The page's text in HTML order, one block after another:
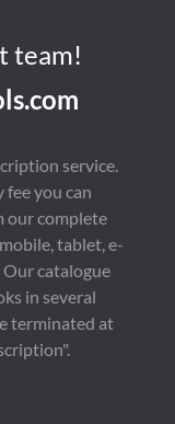
team!
service.
fee you can
our complete
tablet, e-
catalogue
in several
terminated at